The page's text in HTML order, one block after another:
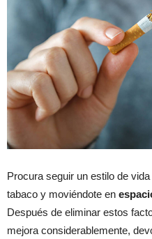
Procura seguir un estilo de
tabaco y moviéndote en
Después de eliminar estos
mejora considerablemente,